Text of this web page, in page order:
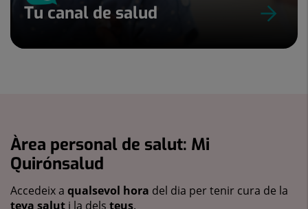
Tu canal de salud
Àrea personal de salut: Mi
Quirónsalud
Accedeix a qualsevol hora del dia per tenir cura de la
teva salut i la dels teus.